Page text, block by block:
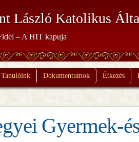
László Katolikus
– A HIT kapuja
Tanulóink Dokumentumok Étkezés
Gyermek-